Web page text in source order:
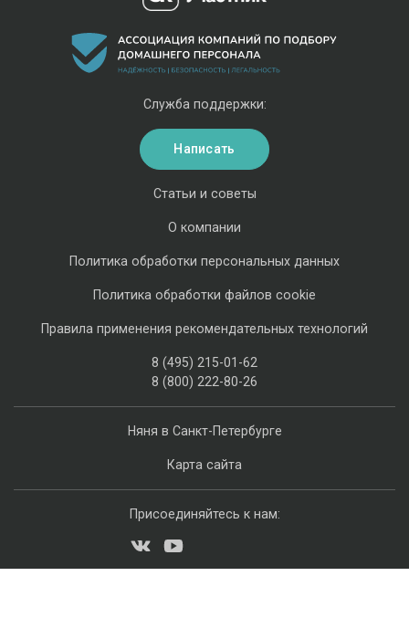
Няня в Санкт-Петербурге
Карта сайта
Статьи и советы
О компании
Политика обработки персональных данных
Политика обработки файлов cookie
Правила применения рекомендательных технологий
8 (495) 215-01-62
8 (800) 222-80-26
Служба поддержки:
Написать
Присоединяйтесь к нам: